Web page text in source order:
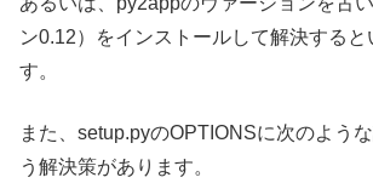
ン0.12）をインストールして解決すると
す。
また、setup.pyのOPTIONSに次のよう
う解決策があります。